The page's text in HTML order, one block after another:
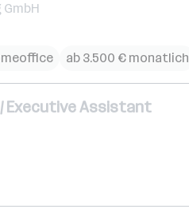
GmbH
ab 3.500 € monatlich
Executive Assistant